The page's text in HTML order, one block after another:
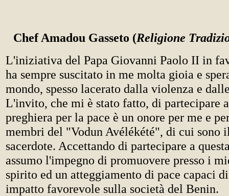
Chef Amadou Gasseto (Religione
L'iniziativa del Papa Giovanni Paolo II in
ha sempre suscitato in me molta gioia e
mondo, spesso lacerato dalla violenza e
L'invito, che mi è stato fatto, di partecipare
preghiera per la pace è un onore per me e
membri del "Vodun Avélékété", di cui sono
sacerdote. Accettando di partecipare a
assumo l'impegno di promuovere presso i
spirito ed un atteggiamento di pace capaci
impatto favorevole sulla società del Benin.